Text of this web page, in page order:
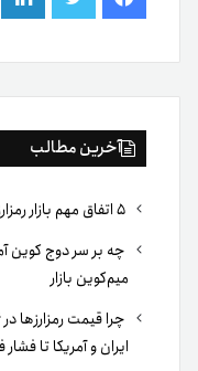
فیس
بوک
توییتر
آخرین مطالب
چه بر سر دوج کوین
میم‌کوین بازار
ایران و آمریکا تا